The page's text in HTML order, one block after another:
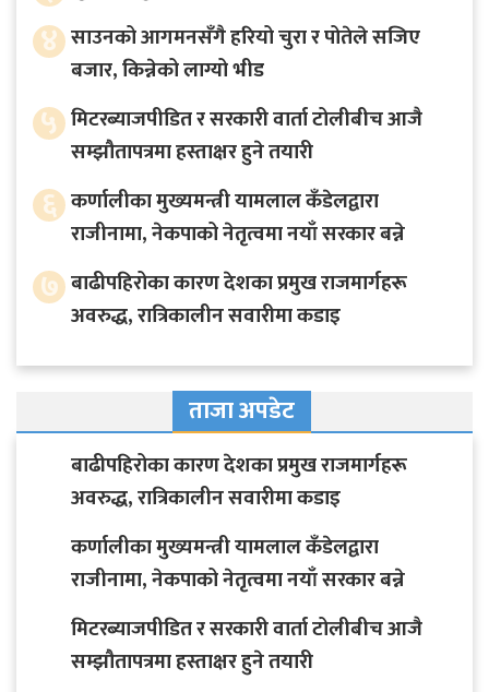
४ साउनको आगमनसँगै हरियो चुरा र पोतेले सजिए
बजार, किन्नेको लाग्यो भीड
५ मिटरब्याजपीडित र सरकारी वार्ता टोलीबीच आजै
सम्झौतापत्रमा हस्ताक्षर हुने तयारी
६ कर्णालीका मुख्यमन्त्री यामलाल कँडेलद्वारा
राजीनामा, नेकपाको नेतृत्वमा नयाँ सरकार बन्ने
७ बाढीपहिरोका कारण देशका प्रमुख राजमार्गहरू
अवरुद्ध, रात्रिकालीन सवारीमा कडाइ
ताजा अपडेट
बाढीपहिरोका कारण देशका प्रमुख राजमार्गहरू
अवरुद्ध, रात्रिकालीन सवारीमा कडाइ
कर्णालीका मुख्यमन्त्री यामलाल कँडेलद्वारा
राजीनामा, नेकपाको नेतृत्वमा नयाँ सरकार बन्ने
मिटरब्याजपीडित र सरकारी वार्ता टोलीबीच आजै
सम्झौतापत्रमा हस्ताक्षर हुने तयारी